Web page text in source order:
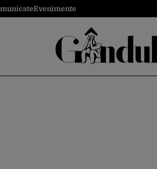
Evenimente